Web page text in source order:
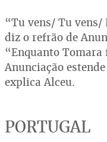
“Tu vens/ Tu vens/
diz o refrão de
“Enquanto
Anunciação
explica Alceu.
PORTUGAL